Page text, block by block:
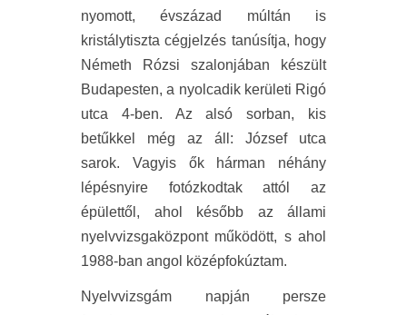
nyomott, évszázad múltán is
kristálytiszta cégjelzés tanúsítja, hogy
Németh Rózsi szalonjában készült
Budapesten, a nyolcadik kerületi Rigó
utca 4-ben. Az alsó sorban, kis
betűkkel még az áll: József utca
sarok. Vagyis ők hárman néhány
lépésnyire fotózkodtak attól az
épülettől, ahol később az állami
nyelvvizsgaközpont működött, s ahol
1988-ban angol középfokúztam.
Nyelvvizsgám napján persze